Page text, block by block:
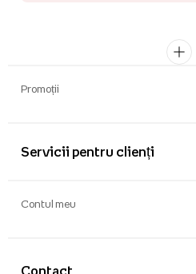
Promoții
Servicii pentru clienți
Contact
Contul meu